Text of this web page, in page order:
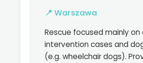
📍 Warszawa
Rescue focused mainly
intervention cases and
(e.g. wheelchair dogs).